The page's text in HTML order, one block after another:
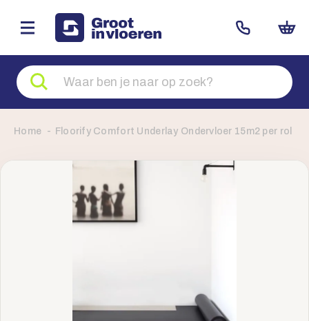
Zoeken
naar
producten
Home Floorify Comfort Underlay Ondervloer 15m2 per rol